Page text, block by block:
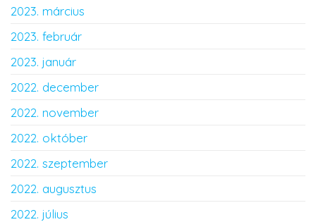
2023. március
2023. február
2023. január
2022. december
2022. november
2022. október
2022. szeptember
2022. augusztus
2022. július